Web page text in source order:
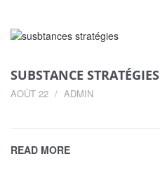
SUBSTANCE STRATÉGIES
AOÛT 22 ADMIN
READ MORE